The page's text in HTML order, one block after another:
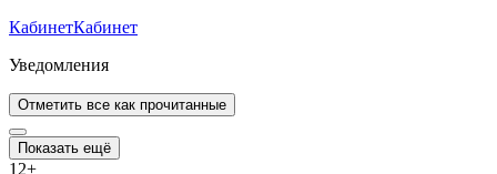
КабинетКабинет
Уведомления
Отметить все как прочитанные
Показать ещё
12+